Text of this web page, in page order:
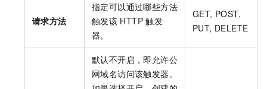
请求方法
指定可以通过哪些方法
触发该 HTTP 触发
器。
GET, POST,
PUT, DELETE
默认不开启，即允许公
网域名访问该触发器。